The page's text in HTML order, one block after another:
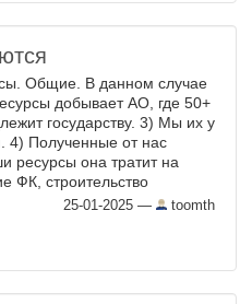
Общие. В данном случае
добывает АО, где 50+
государству. 3) Мы их у
4) Полученные от нас
ресурсы она тратит на
ФК, строительство
имени себя и содержание ...
25-01-2025 — toomth